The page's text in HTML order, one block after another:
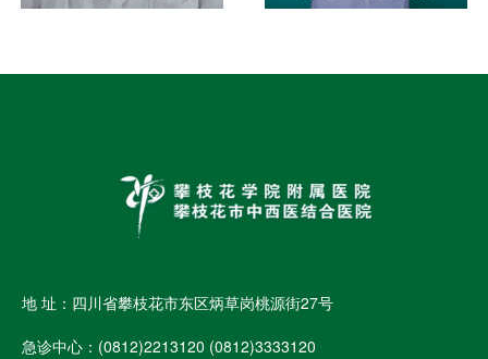
地 址：四川省攀枝花市东区炳草岗桃源街27号
急诊中心：(0812)2213120 (0812)3333120